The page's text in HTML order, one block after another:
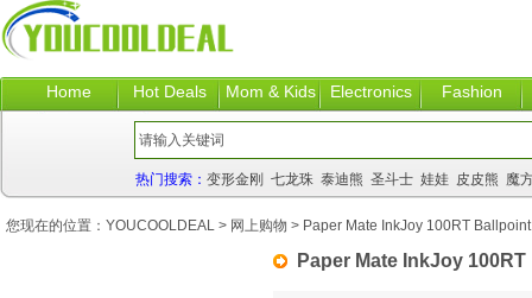
Home Hot Deals Mom & Kids Electronics Fashion
热门搜索： 变形金刚 七龙珠 泰迪熊 圣斗士 娃娃 皮皮熊 魔
Paper Mate InkJoy
您现在的位置： YOUCOOLDEAL > 网上购物 > Paper Mate InkJoy 100RT